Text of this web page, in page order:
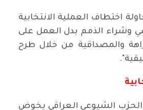
اختطاف العملية الانتخابية
وشراء الذمم بدل العمل على
والمصداقية من خلال طرح
الشيوعي العراقي يخوض